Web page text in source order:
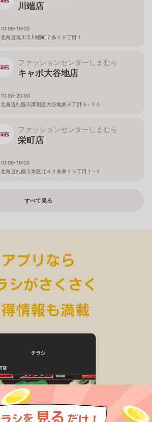
川端店
10:00-19:00
北海道旭川市川端町７条１０丁目１
ファッションセンターしまむら
キャポ大谷地店
10:00-20:00
北海道札幌市厚別区大谷地東３丁目３−２０
ファッションセンターしまむら
栄町店
10:00-19:00
北海道札幌市東区北４２条東１３丁目１−２
すべて見る